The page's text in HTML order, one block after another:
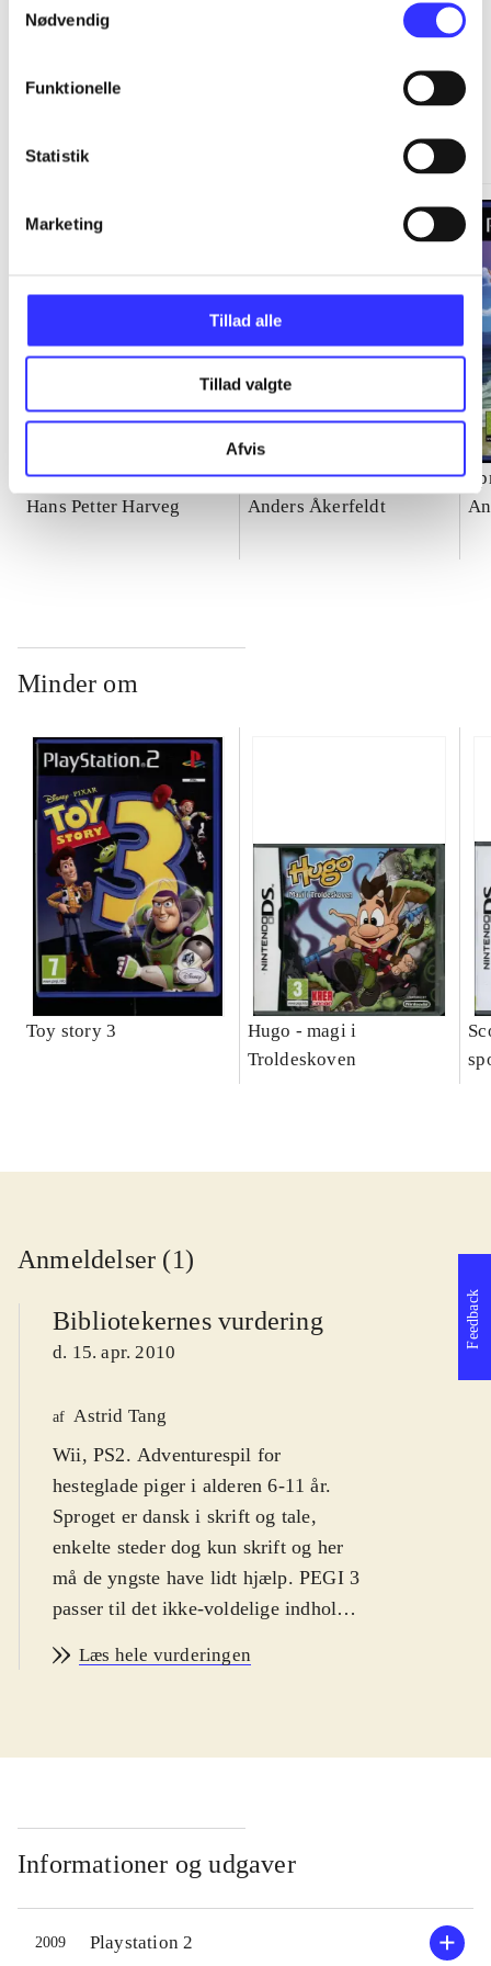
Nødvendig
Funktionelle
Statistik
Marketing
Tillad alle
Tillad valgte
Afvis
Springdale
Staldens hemmelighed
Hans Petter Harveg
Langs kysten
Anders Åkerfeldt
Minder om
Toy story 3
Hugo - magi i
Troldeskoven
Anmeldelser (1)
Bibliotekernes vurdering
d. 15. apr. 2010
af Astrid Tang
Wii, PS2. Adventurespil for
hesteglade piger i alderen 6-11 år.
Sproget er dansk i skrift og tale,
enkelte steder dog kun skrift og her
må de yngste have lidt hjælp. PEGI 3
passer til det ikke-voldelige indhold.
spilversionerne og styringen
rideklubber. Her møder spilleren
altmuligmanden m.fl. Hver person
har brug for hjælp eller tilbyder
spilleren at deltage i et løb.
Opgaverne går typisk ud på at hente
eller finde genstande, heste eller
Læs hele vurderingen
Informationer og udgaver
2009 Playstation 2
Feedback